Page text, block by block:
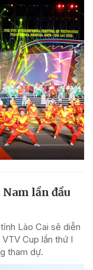
lần đầu
Lào Cai sẽ diễn
Cup lần thứ I
tham dự.